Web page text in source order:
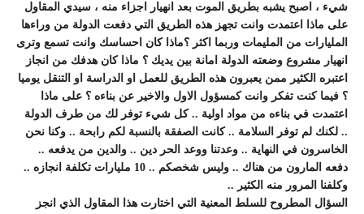
شيء ، اصبح يشبه بطريق الموت بعد انهيار اجزاء منه ، سيدي المقاول
على ماذا اعتمدت وانت تجهز هذه الطريق التي دفعت الدولة من وراءها
المليارات من المليمات وربما اكثر ؟ماذا كان احساسك وانت تسمع وترى
انهيار مشروع وضعته الدولة امانة بين يديك ؟ ماذا كان هدفك من انجاز
اعتبره الكثير ممن يعبرون هذه الطريق للعمل او الدراسة او التنقل يوميا
؟ فيما كنت تفكر وانت كمسؤول الاول والاخير عن بناءه ؟ على ماذا
اعتمدت في بناءه من مواد اولية .. كل شيء توفر لك من طرف الدولة
.. لكنك لم توفر السلامة .. كانت الصفقة بالنسبة لكم رابحة .. وكنا نحن
الخاسرون في النهاية .. وعدتنا ووعد الحر دين .. والدين من يدفعه ..
دفعه المارون من هناك .. وليس شخصكم .. 10 مليارات تكلفة انجازه ..
وكلفنا المرور منه الكثير ..
السؤال المطروح للسلط المعنية التي اختارت هذا المقاول الذي انجز